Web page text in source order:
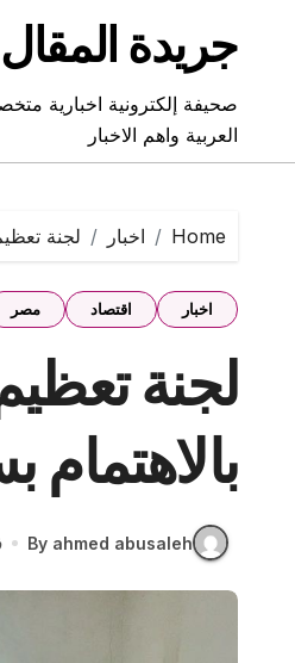
contentجريدة المقال
صحيفة إلكترونية اخبارية
العربية واهم الاخبار
Home اخبار لجنة
اخبار اقتصاد مصر
لجنة
بالاهتمام
By ahmed abusaleh